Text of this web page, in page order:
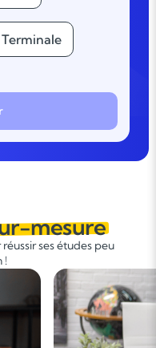
Terminale
mesure
ses études peu
!